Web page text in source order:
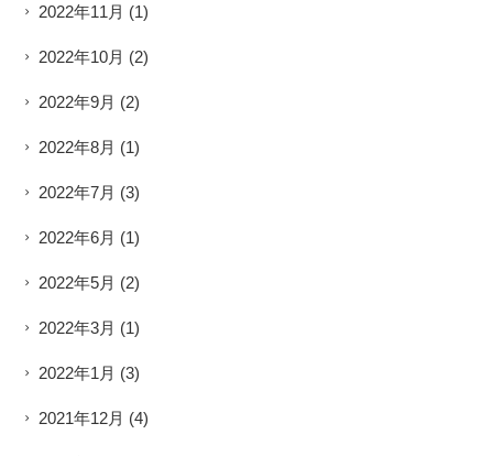
2022年11月 (1)
2022年10月 (2)
2022年9月 (2)
2022年8月 (1)
2022年7月 (3)
2022年6月 (1)
2022年5月 (2)
2022年3月 (1)
2022年1月 (3)
2021年12月 (4)